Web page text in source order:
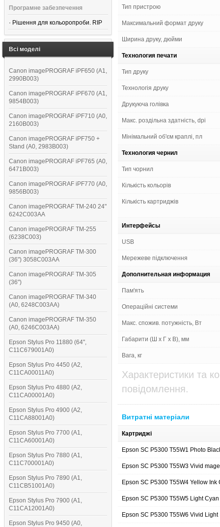
Програмне забезпечення
· Рішення для кольоропроби. RIP
Всі моделі
Canon imagePROGRAF iPF650 (A1,
2990B003)
Canon imagePROGRAF iPF670 (A1,
9854B003)
Canon imagePROGRAF iPF710 (A0,
2160B003)
Canon imagePROGRAF iPF750 +
Stand (A0, 2983B003)
Canon imagePROGRAF iPF765 (A0,
6471B003)
Canon imagePROGRAF iPF770 (A0,
9856B003)
Canon imagePROGRAF TM-240 24"
6242C003AA
Canon imagePROGRAF TM-255
(6238C003)
Canon imagePROGRAF TM-300
(36") 3058C003AA
Canon imagePROGRAF TM-305
(36")
Canon imagePROGRAF TM-340
(A0, 6248C003AA)
Canon imagePROGRAF TM-350
(A0, 6246C003AA)
Epson Stylus Pro 11880 (64",
C11C679001A0)
Epson Stylus Pro 4450 (A2,
C11CA00011A0)
Epson Stylus Pro 4880 (A2,
C11CA00001A0)
Epson Stylus Pro 4900 (A2,
C11CA88001A0)
Epson Stylus Pro 7700 (A1,
C11CA60001A0)
Epson Stylus Pro 7880 (A1,
C11C700001A0)
Epson Stylus Pro 7890 (A1,
C11CB51001A0)
Epson Stylus Pro 7900 (A1,
C11CA12001A0)
Epson Stylus Pro 9450 (A0,
Тип пристрою
Максимальний формат друку
Ширина друку, дюйми
Технология печати
Тип друку
Технологія друку
Друкуюча голівка
Макс. роздільна здатність, dpi
Мінімальний об'єм краплі, пл
Технология чернил
Тип чорнил
Кількість кольорів
Кількість картриджів
Интерфейсы
USB
Мережеве підключення
Дополнительная информация
Пам'ять
Операційні системи
Макс. спожив. потужність, Вт
Габарити (Ш х Г х В), мм
Вага, кг
Характеристики та
повідомлення.
Витратні матеріали
Картриджі
Epson SC P5300 T55W1 Photo
Epson SC P5300 T55W3 Vivid
Epson SC P5300 T55W4 Yellow
Epson SC P5300 T55W5 Light
Epson SC P5300 T55W6 Vivid